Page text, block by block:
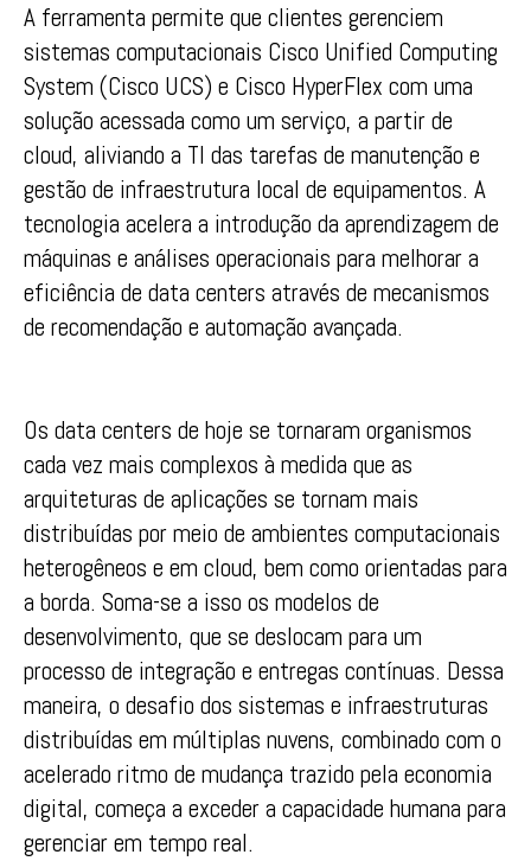
A ferramenta permite que clientes gerenciem
sistemas computacionais Cisco Unified Computing
System (Cisco UCS) e Cisco HyperFlex com uma
solução acessada como um serviço, a partir de
cloud, aliviando a TI das tarefas de manutenção e
gestão de infraestrutura local de equipamentos. A
tecnologia acelera a introdução da aprendizagem de
máquinas e análises operacionais para melhorar a
eficiência de data centers através de mecanismos
de recomendação e automação avançada.
Os data centers de hoje se tornaram organismos
cada vez mais complexos à medida que as
arquiteturas de aplicações se tornam mais
distribuídas por meio de ambientes computacionais
heterogêneos e em cloud, bem como orientadas para
a borda. Soma-se a isso os modelos de
desenvolvimento, que se deslocam para um
processo de integração e entregas contínuas. Dessa
maneira, o desafio dos sistemas e infraestruturas
distribuídas em múltiplas nuvens, combinado com o
acelerado ritmo de mudança trazido pela economia
digital, começa a exceder a capacidade humana para
gerenciar em tempo real.